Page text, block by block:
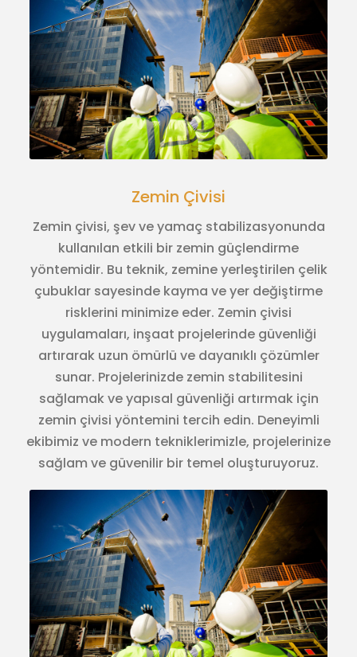
Zemin Çivisi
Zemin çivisi, şev ve yamaç stabilizasyonunda
kullanılan etkili bir zemin güçlendirme
yöntemidir. Bu teknik, zemine yerleştirilen çelik
çubuklar sayesinde kayma ve yer değiştirme
risklerini minimize eder. Zemin çivisi
uygulamaları, inşaat projelerinde güvenliği
artırarak uzun ömürlü ve dayanıklı çözümler
sunar. Projelerinizde zemin stabilitesini
sağlamak ve yapısal güvenliği artırmak için
zemin çivisi yöntemini tercih edin. Deneyimli
ekibimiz ve modern tekniklerimizle, projelerinize
sağlam ve güvenilir bir temel oluşturuyoruz.